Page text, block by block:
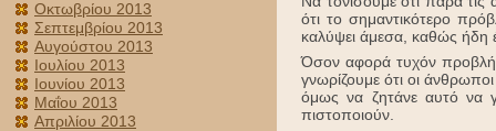
Οκτωβρίου 2013
Σεπτεμβρίου 2013
Αυγούστου 2013
Ιουλίου 2013
Ιουνίου 2013
Μαΐου 2013
Απριλίου 2013
ότι το σημαντικότερο
καλύψει άμεσα, καθώς ήδη
Όσον αφορά τυχόν
γνωρίζουμε ότι οι
όμως να ζητάνε αυτό να
πιστοποιούν.